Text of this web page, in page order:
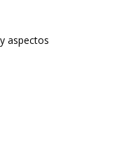
aspectos